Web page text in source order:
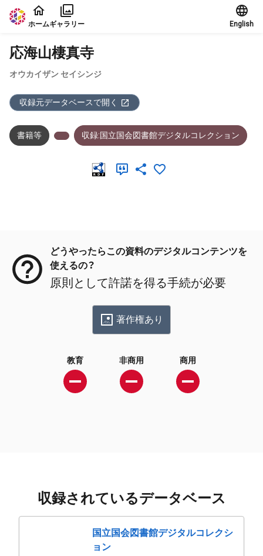
本文に飛ぶ
ホームギャラリー English
応海山棲真寺
オウカイザン セイシンジ
収録元データベースで開く
書籍等 収録:国立国会図書館デジタルコレクション
どうやったらこの資料のデジタルコンテンツを
使えるの？
原則として許諾を得る手続が必要
著作権あり
教育 非商用 商用
収録されているデータベース
国立国会図書館デジタルコレクシ
ョン